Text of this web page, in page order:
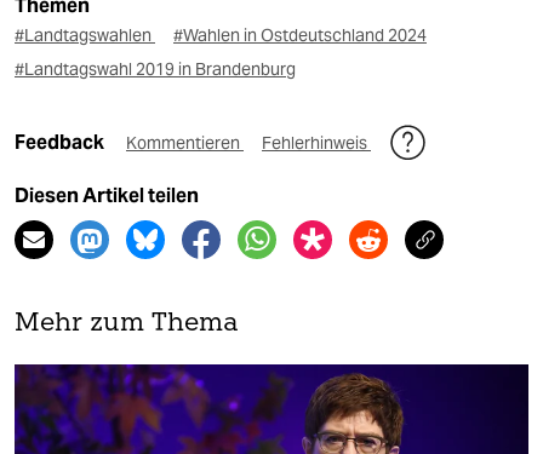
Themen
#Landtagswahlen
#Wahlen in Ostdeutschland 2024
#Landtagswahl 2019 in Brandenburg
Feedback Kommentieren Fehlerhinweis
Diesen Artikel teilen
Mehr zum Thema